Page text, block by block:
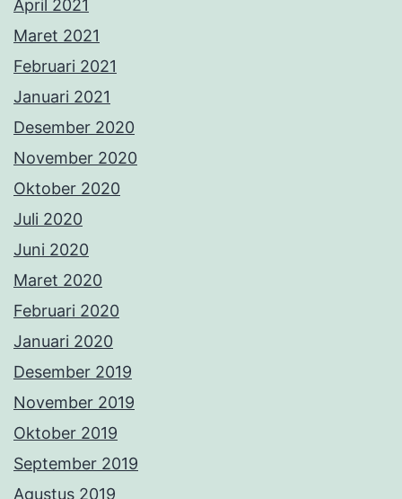
April 2021
Maret 2021
Februari 2021
Januari 2021
Desember 2020
November 2020
Oktober 2020
Juli 2020
Juni 2020
Maret 2020
Februari 2020
Januari 2020
Desember 2019
November 2019
Oktober 2019
September 2019
Agustus 2019